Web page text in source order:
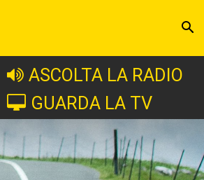
ASCOLTA LA RADIO
GUARDA LA TV